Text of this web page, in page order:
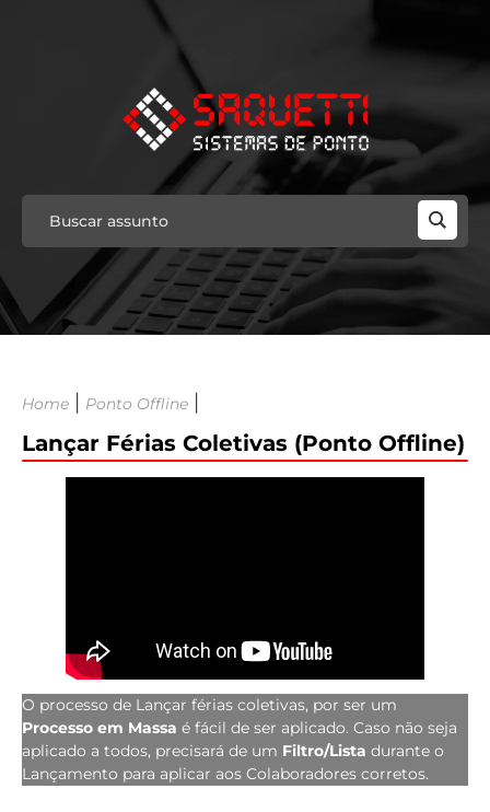
Home Ponto Offline
Lançar Férias Coletivas (Ponto Offline)
O processo de Lançar férias coletivas, por ser um
Processo em Massa é fácil de ser aplicado. Caso não seja
aplicado a todos, precisará de um Filtro/Lista durante o
Lançamento para aplicar aos Colaboradores corretos.